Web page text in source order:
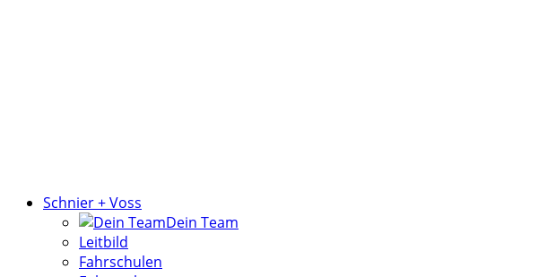
Schnier + Voss
Dein Team
Leitbild
Fahrschulen